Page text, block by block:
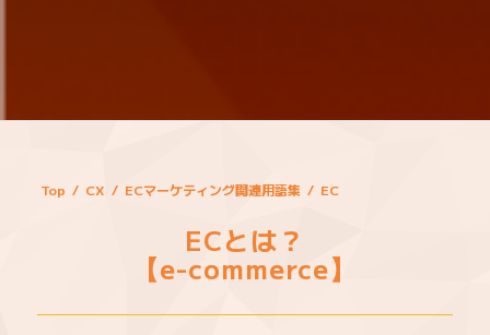
Top / CX / ECマーケティング関連用語集 / EC
ECとは？
【e-commerce】